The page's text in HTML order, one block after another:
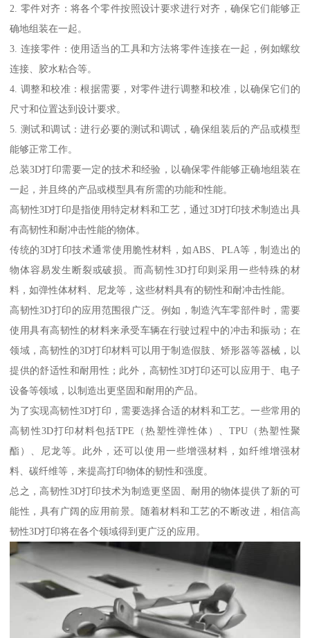
2. 零件对齐：将各个零件按照设计要求进行对齐，确保它们能够正
确地组装在一起。
3. 连接零件：使用适当的工具和方法将零件连接在一起，例如螺纹
连接、胶水粘合等。
4. 调整和校准：根据需要，对零件进行调整和校准，以确保它们的
尺寸和位置达到设计要求。
5. 测试和调试：进行必要的测试和调试，确保组装后的产品或模型
能够正常工作。
总装3D打印需要一定的技术和经验，以确保零件能够正确地组装在
一起，并且终的产品或模型具有所需的功能和性能。
高韧性3D打印是指使用特定材料和工艺，通过3D打印技术制造出具
有高韧性和耐冲击性能的物体。
传统的3D打印技术通常使用脆性材料，如ABS、PLA等，制造出的
物体容易发生断裂或破损。而高韧性3D打印则采用一些特殊的材
料，如弹性体材料、尼龙等，这些材料具有的韧性和耐冲击性能。
高韧性3D打印的应用范围很广泛。例如，制造汽车零部件时，需要
使用具有高韧性的材料来承受车辆在行驶过程中的冲击和振动；在
领域，高韧性的3D打印材料可以用于制造假肢、矫形器等器械，以
提供的舒适性和耐用性；此外，高韧性3D打印还可以应用于、电子
设备等领域，以制造出更坚固和耐用的产品。
为了实现高韧性3D打印，需要选择合适的材料和工艺。一些常用的
高韧性3D打印材料包括TPE（热塑性弹性体）、TPU（热塑性聚
酯）、尼龙等。此外，还可以使用一些增强材料，如纤维增强材
料、碳纤维等，来提高打印物体的韧性和强度。
总之，高韧性3D打印技术为制造更坚固、耐用的物体提供了新的可
能性，具有广阔的应用前景。随着材料和工艺的不断改进，相信高
韧性3D打印将在各个领域得到更广泛的应用。